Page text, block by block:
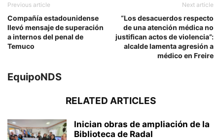
Previous article
Compañía estadounidense
llevó mensaje de superación
a internos del penal de
Temuco
Next article
“Los desacuerdos respecto
de una atención médica no
justifican actos de violencia”:
alcalde lamenta agresión a
médico en Freire
EquipoNDS
RELATED ARTICLES
Inician obras de ampliación de la
Biblioteca de Radal